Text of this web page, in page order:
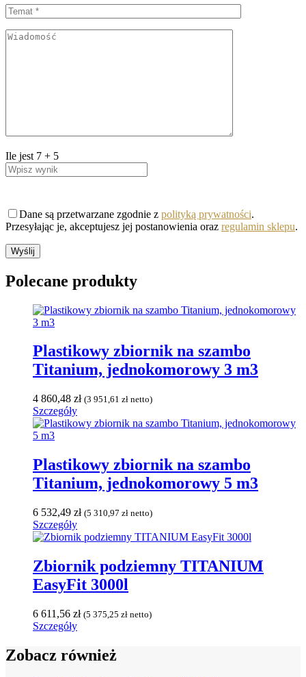
Ile jest 7 + 5
Dane są przetwarzane zgodnie z polityką prywatności.
Przesyłając je, akceptujesz jej postanowienia oraz regulamin sklepu.
Polecane produkty
Plastikowy zbiornik na szambo
Titanium, jednokomorowy 3 m3
4 860,48 zł (3 951,61 zł netto)
Szczegóły
Plastikowy zbiornik na szambo
Titanium, jednokomorowy 5 m3
6 532,49 zł (5 310,97 zł netto)
Szczegóły
Zbiornik podziemny TITANIUM
EasyFit 3000l
6 611,56 zł (5 375,25 zł netto)
Szczegóły
Zobacz również